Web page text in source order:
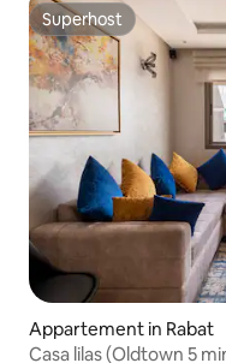
Superhost
Superhost
Appartement in Rabat
Casa lilas (Oldtown 5